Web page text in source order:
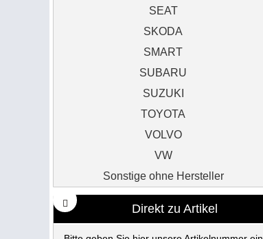
SEAT
SKODA
SMART
SUBARU
SUZUKI
TOYOTA
VOLVO
VW
Sonstige ohne Hersteller
Direkt zu Artikel